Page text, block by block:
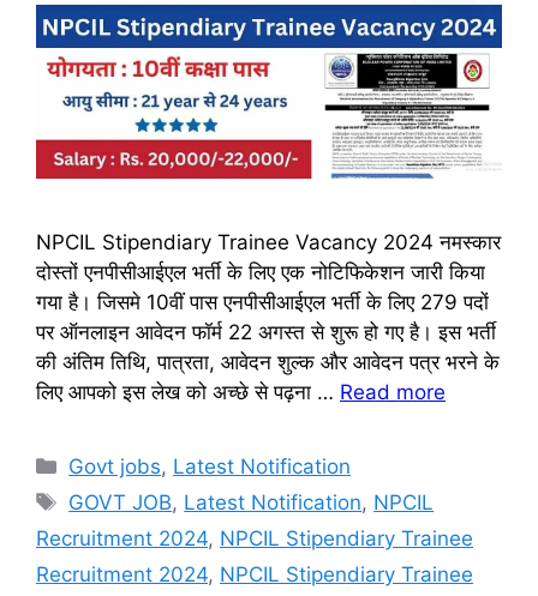
NPCIL Stipendiary Trainee Vacancy 2024 नमस्कार
दोस्तों एनपीसीआईएल भर्ती के लिए एक नोटिफिकेशन जारी किया
गया है। जिसमे 10वीं पास एनपीसीआईएल भर्ती के लिए 279 पदों
पर ऑनलाइन आवेदन फॉर्म 22 अगस्त से शुरू हो गए है। इस भर्ती
की अंतिम तिथि, पात्रता, आवेदन शुल्क और आवेदन पत्र भरने के
लिए आपको इस लेख को अच्छे से पढ़ना … Read more
Categories
Govt jobs, Latest Notification
Tags
GOVT JOB, Latest Notification, NPCIL
Recruitment 2024, NPCIL Stipendiary Trainee
Recruitment 2024, NPCIL Stipendiary Trainee